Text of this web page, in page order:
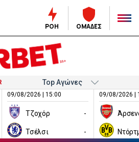
ΡΟΗ ΟΜΑΔΕΣ
09/08/2026 | 15:00
Τζοχόρ -
Τσέλσι -
09/08/2026 |